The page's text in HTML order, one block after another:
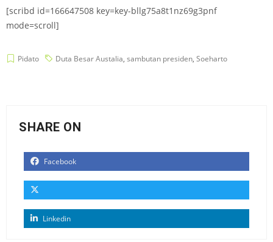
[scribd id=166647508 key=key-bllg75a8t1nz69g3pnf
mode=scroll]
Pidato Duta Besar Austalia, sambutan presiden, Soeharto
SHARE ON
Facebook
Linkedin